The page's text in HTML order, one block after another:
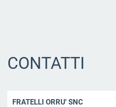
CONTATTI
FRATELLI ORRU' SNC